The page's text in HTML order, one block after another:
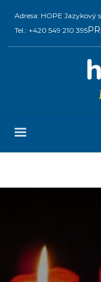
Adresa: HOPE Jazykový
Tel.: +420 549 210 395